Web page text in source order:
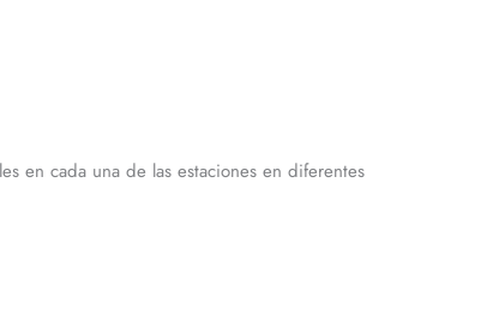
en cada una de las estaciones en diferentes